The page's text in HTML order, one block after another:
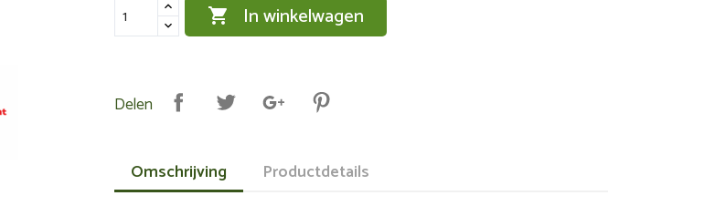
 In winkelwagen
Delen
Omschrijving Productdetails